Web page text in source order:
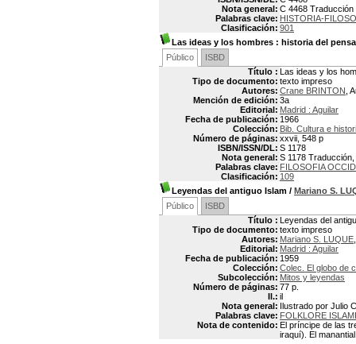
Nota general: C 4468 Traducción
Palabras clave: HISTORIA-
Clasificación: 901
Las ideas y los hombres : historia del
Público
ISBD
Título : Las ideas y los
Tipo de documento: texto impreso
Autores: Crane BRINTON ,
Mención de edición: 3a
Editorial: Madrid : Aguilar
Fecha de publicación: 1966
Colección: Bib. Cultura e
Número de páginas: xxvii, 548 p
ISBN/ISSN/DL: S 1178
Nota general: S 1178
Palabras clave: FILOSOFIA
Clasificación: 109
Leyendas del antiguo Islam / Mariano S.
Público
ISBD
Título : Leyendas del
Tipo de documento: texto impreso
Autores: Mariano S. LUQUE
Editorial: Madrid : Aguilar
Fecha de publicación: 1959
Colección: Colec. El globo de
Subcolección: Mitos y leyendas
Número de páginas: 77 p.
Il.: il
Nota general: Ilustrado por Julio
Palabras clave: FOLKLORE
Nota de contenido: El príncipe de las
iraquí). El